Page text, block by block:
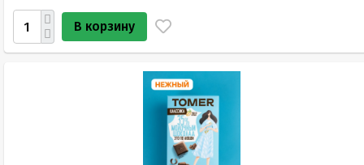
В корзину